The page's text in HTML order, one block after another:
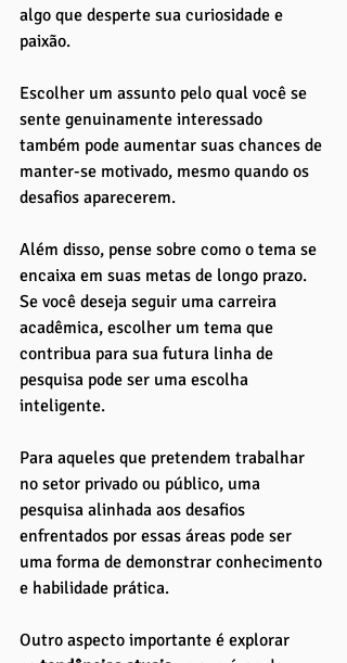
algo que desperte sua curiosidade e
paixão.
Escolher um assunto pelo qual você se
sente genuinamente interessado
também pode aumentar suas chances de
manter-se motivado, mesmo quando os
desafios aparecerem.
Além disso, pense sobre como o tema se
encaixa em suas metas de longo prazo.
Se você deseja seguir uma carreira
acadêmica, escolher um tema que
contribua para sua futura linha de
pesquisa pode ser uma escolha
inteligente.
Para aqueles que pretendem trabalhar
no setor privado ou público, uma
pesquisa alinhada aos desafios
enfrentados por essas áreas pode ser
uma forma de demonstrar conhecimento
e habilidade prática.
Outro aspecto importante é explorar